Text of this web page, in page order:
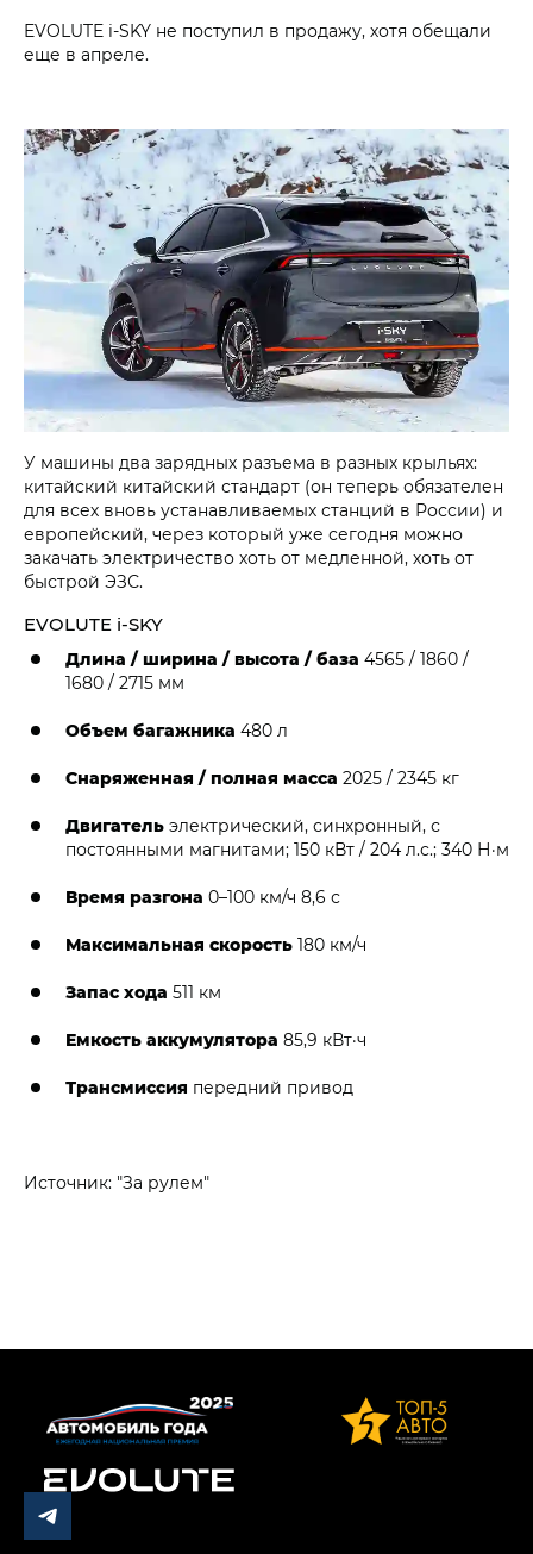
EVOLUTE i‑SKY не поступил в продажу, хотя обещали
еще в апреле.
У машины два зарядных разъема в разных крыльях:
китайский китайский стандарт (он теперь обязателен
для всех вновь устанавливаемых станций в России) и
европейский, через который уже сегодня можно
закачать электричество хоть от медленной, хоть от
быстрой ЭЗС.
EVOLUTE i‑SKY
Длина / ширина / высота / база 4565 / 1860 /
1680 / 2715 мм
Объем багажника 480 л
Снаряженная / полная масса 2025 / 2345 кг
Двигатель электрический, синхронный, с
постоянными магнитами; 150 кВт / 204 л.с.; 340 Н·м
Время разгона 0–100 км/ч 8,6 с
Максимальная скорость 180 км/ч
Запас хода 511 км
Емкость аккумулятора 85,9 кВт·ч
Трансмиссия передний привод
Источник: "За рулем"